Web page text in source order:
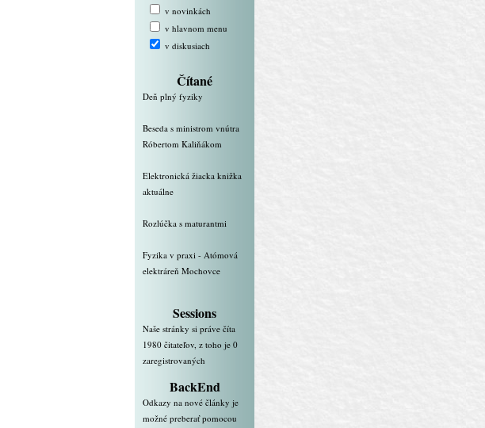
v novinkách
v hlavnom menu
v diskusiach
Čítané
Deň plný fyziky
Beseda s ministrom vnútra
Róbertom Kaliňákom
Elektronická žiacka knižka
aktuálne
Rozlúčka s maturantmi
Fyzika v praxi - Atómová
elektráreň Mochovce
Sessions
Naše stránky si práve číta
1980 čitateľov, z toho je 0
zaregistrovaných
BackEnd
Odkazy na nové články je
možné preberať pomocou